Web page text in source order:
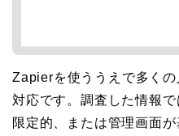
Zapierを使ううえで多く
対応です。調査した情報
限定的、または管理画面